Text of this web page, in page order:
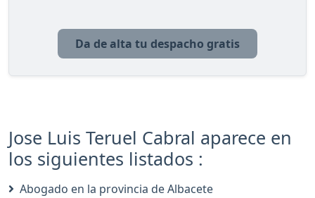
Da de alta tu despacho gratis
Jose Luis Teruel Cabral aparece en
los siguientes listados :
Abogado en la provincia de Albacete